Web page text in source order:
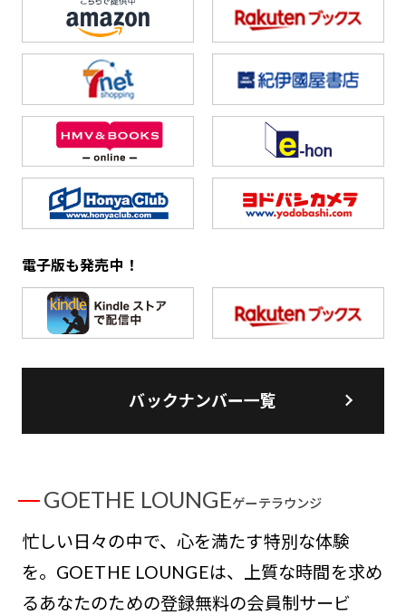
電子版も発売中！
バックナンバー一覧
GOETHE LOUNGEゲーテラウンジ
忙しい日々の中で、心を満たす特別な体験
を。GOETHE LOUNGEは、上質な時間を求め
るあなたのための登録無料の会員制サービ